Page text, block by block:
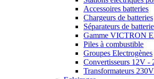
Accessoires batteries
Chargeurs de batteries
Séparateurs de
Gamme VICTRON
Piles à combustible
Groupes Electrogènes
Convertisseurs 12V -
Transformateurs